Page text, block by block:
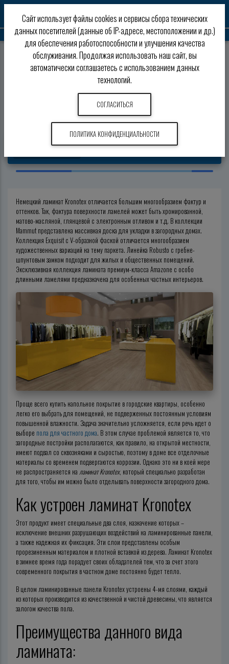
Ламинат Kronotex
Ламинат Kronotex ПОДОБРАТЬ
Товары Коллекции Сертификаты
Немецкий ламинат Kronotex отличается большим многообразием фактур и
оттенков. Так, фактура поверхности ламелей может быть хромированной,
матово-масляной, глянцевой с электронным отливом и т.д. В коллекции
Mammut представлена массивная доска для укладки в загородных домах.
Коллекция Exquisit с V-образной фаской отличается многообразием
художественных вариаций на тему паркета. Линейка Robusto с гребне-
шпунтовым замком подходит для жилых и общественных помещений.
Эксклюзивная коллекция ламината премиум-класса Amazone с особо
длинными ламелями предназначена для особенных частных интерьеров.
Проще всего купить напольное покрытие в городские квартиры, особенно
легко его выбрать для помещений, не подверженных постоянным условиям
повышенной влажности. Задача значительно усложняется, если речь идет о
выборе пола для частного дома. В этом случае проблемой является то, что
загородные постройки располагаются, как правило, на открытой местности,
имеют подвал со сквозняками и сыростью, поэтому в доме все отделочные
материалы со временем подвергаются коррозии. Однако это ни в коей мере
не распространяется на ламинат Kronotex, который специально разработан
для того, чтобы им можно было отделывать поверхности загородного дома.
Как устроен ламинат Kronotex
Этот продукт имеет специальные два слоя, назначение которых –
исключение внешних разрушающих воздействий на ламинированные панели,
а также надежная их фиксация. Эти слои представлены особым
прорезиненным материалом и плотной вставкой из дерева. Ламинат Kronotex
в зимнее время года порадует своих обладателей тем, что за счет этого
современного покрытия в частном доме постоянно будет тепло.
В целом ламинированные панели Kronotex устроены 4-мя слоями, каждый
из которых производится из качественной и чистой древесины, что является
залогом качества пола.
Преимущества данного вида
ламината:
Сайт использует файлы cookies и сервисы сбора технических
данных посетителей (данные об IP-адресе, местоположении и др.)
для обеспечения работоспособности и улучшения качества
обслуживания. Продолжая использовать наш сайт, вы
автоматически соглашаетесь с использованием данных
технологий.
СОГЛАСИТЬСЯ
ПОЛИТИКА КОНФИДЕНЦИАЛЬНОСТИ